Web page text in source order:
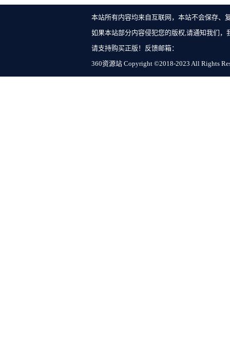
本站所有内容均来自互联网，本站不会保存、
如果本站部分内容侵犯您的版权,请通知我们
请支持购买正版！反馈邮箱：
360资源站 Copyright ©2018-2023 All Rights